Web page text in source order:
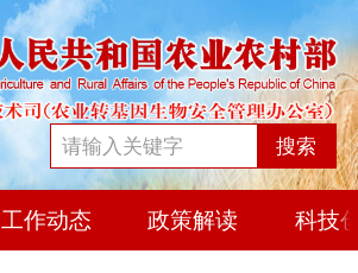
搜索
工作动态 政策解读 科技